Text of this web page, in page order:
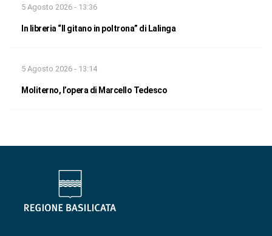
5 Agosto 2026 - 13:36
In libreria “Il gitano in poltrona” di Lalinga
5 Agosto 2026 - 13:14
Moliterno, l’opera di Marcello Tedesco